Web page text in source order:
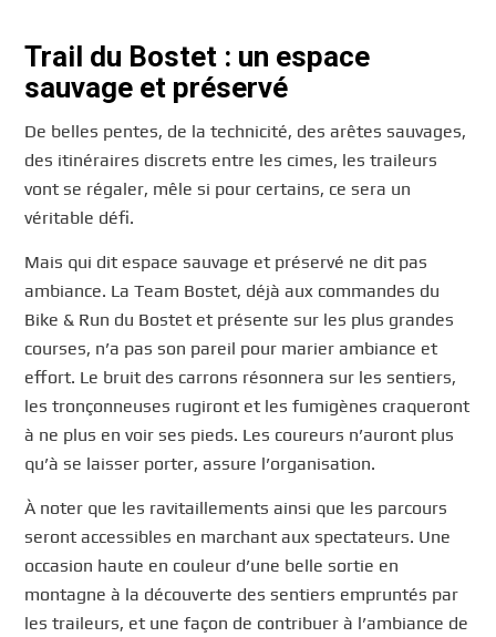
Trail du Bostet : un espace
sauvage et préservé
De belles pentes, de la technicité, des arêtes sauvages,
des itinéraires discrets entre les cimes, les traileurs
vont se régaler, mêle si pour certains, ce sera un
véritable défi.
Mais qui dit espace sauvage et préservé ne dit pas
ambiance. La Team Bostet, déjà aux commandes du
Bike & Run du Bostet et présente sur les plus grandes
courses, n’a pas son pareil pour marier ambiance et
effort. Le bruit des carrons résonnera sur les sentiers,
les tronçonneuses rugiront et les fumigènes craqueront
à ne plus en voir ses pieds. Les coureurs n’auront plus
qu’à se laisser porter, assure l’organisation.
À noter que les ravitaillements ainsi que les parcours
seront accessibles en marchant aux spectateurs. Une
occasion haute en couleur d’une belle sortie en
montagne à la découverte des sentiers empruntés par
les traileurs, et une façon de contribuer à l’ambiance de